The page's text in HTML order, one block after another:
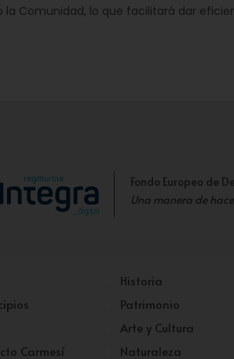
la Comunidad, lo que facilitará dar
Fondo Europeo de
Una manera de
Carmesí
Historia
Patrimonio
Arte y Cultura
Naturaleza